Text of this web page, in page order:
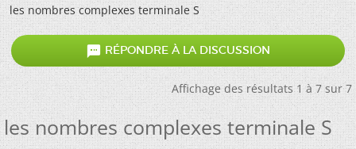
les nombres complexes terminale S
 RÉPONDRE À LA DISCUSSION
Affichage des résultats 1 à 7 sur 7
les nombres complexes terminale S